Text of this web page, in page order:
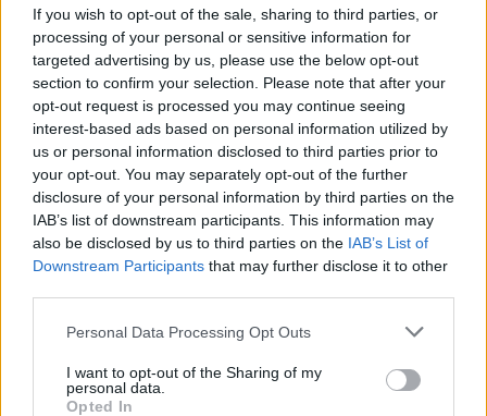
If you wish to opt-out of the sale, sharing to third parties, or
processing of your personal or sensitive information for
targeted advertising by us, please use the below opt-out
section to confirm your selection. Please note that after your
opt-out request is processed you may continue seeing
interest-based ads based on personal information utilized by
us or personal information disclosed to third parties prior to
your opt-out. You may separately opt-out of the further
disclosure of your personal information by third parties on the
IAB’s list of downstream participants. This information may
also be disclosed by us to third parties on the IAB’s List of
Downstream Participants that may further disclose it to other
Personal Data Processing Opt Outs
I want to opt-out of the Sharing of my
personal data.
Opted In
Σκηνές απείρου κάλλους εκτυλίχθηκαν στην
πρόσφατη συνεδρίαση του δημοτικού συμβουλίου
Δυτικής Αχαΐας. Πρωταγωνιστές των εντάσεων στα
Λουσικά ο πρόεδρος της Τοπικής Κοινότητας Κάτω
Αχαΐας Ευάγγελος Τησαρχόντος και ο πρόεδρος της
Τοπικής Κοινότητας Μαζαρακίου Γιάννης
Δημόπουλος. Τα αίματα άναψαν και σε λίγα λεπτά η
κατάσταση εκτροχιάστηκε με τα μέλη του
συμβουλίου να πιάνονται στα χέρια. Ο κοινοτάρχης
[…]
25.09.2020 - 13.14